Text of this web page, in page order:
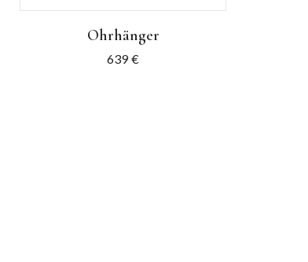
Ohrhänger
639€